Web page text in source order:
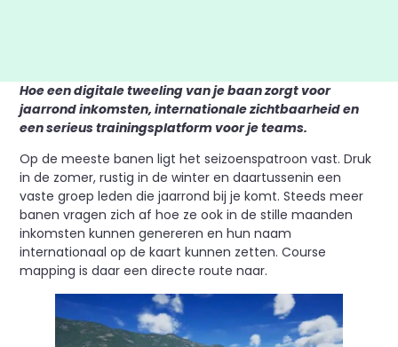
Hoe een digitale tweeling van je baan zorgt voor
jaarrond inkomsten, internationale zichtbaarheid en
een serieus trainingsplatform voor je teams.
Op de meeste banen ligt het seizoenspatroon vast. Druk
in de zomer, rustig in de winter en daartussenin een
vaste groep leden die jaarrond bij je komt. Steeds meer
banen vragen zich af hoe ze ook in de stille maanden
inkomsten kunnen genereren en hun naam
internationaal op de kaart kunnen zetten. Course
mapping is daar een directe route naar.